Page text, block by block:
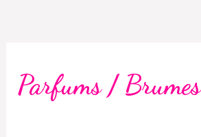
Parfums / Brumes